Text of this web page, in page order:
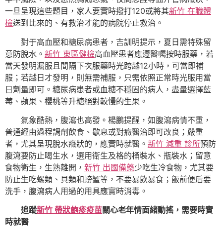
一旦呈現這些題目，家人要實時撥打120或將其新竹 在職體
檢送到比來的、有救治才能的病院停止救治。
對于高血壓和糖尿病患者，吉訓明提示，夏日需特殊留
意防脫水。 新竹 東區健檢高血壓患者應遵醫囑按時服藥，若
當天發明漏服且間隔下次服藥時光跨越12小時，可當即補
服；若越日才發明，則無需補服，只需依照正常時光服用當
日劑量即可。糖尿病患者或血糖不穩固的病人，盡量選擇藍
莓、蘋果、櫻桃等升糖絕對較慢的生果。
氣象酷熱，腹瀉也高發。楊鵬提醒，如腹瀉病情不重，
普通經由過程調劑飲食、歇息或對癥醫治即可改良；嚴重
者，尤其呈現脫水癥狀的，應實時就醫。 新竹 減重 診所預防
腹瀉要防止喝生水，選用衛生及格的桶裝水、瓶裝水；留意
食物衛生，生熟離開， 新竹 出國備藥少吃生冷食物，尤其要
防止生吃螺類、貝類和螃蟹等，不要暴飲暴食；飯前便后要
洗手，腹瀉病人用過的用具應實時消毒。
追蹤新竹 帶狀皰疹疫苗關心老年情面緒動搖，需要時實
時就醫